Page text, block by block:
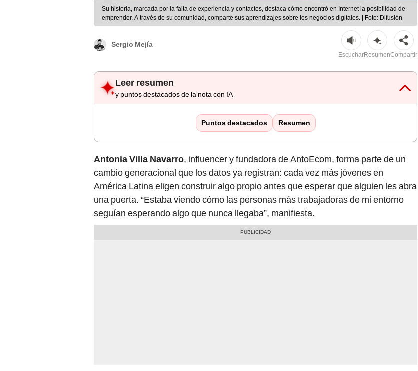
Su historia, marcada por la falta de experiencia y contactos, destaca cómo encontró en Internet la posibilidad de
emprender. A través de su comunidad, comparte sus aprendizajes sobre los negocios digitales. | Foto: Difusión
Sergio Mejía
EscucharResumenCompartir
Leer resumen
y puntos destacados de la nota con IA
Puntos destacados Resumen
Antonia Villa Navarro, influencer y fundadora de AntoEcom, forma parte de un
cambio generacional que los datos ya registran: cada vez más jóvenes en
América Latina eligen construir algo propio antes que esperar que alguien les abra
una puerta. “Estaba viendo cómo las personas más trabajadoras de mi entorno
seguían esperando algo que nunca llegaba”, manifiesta.